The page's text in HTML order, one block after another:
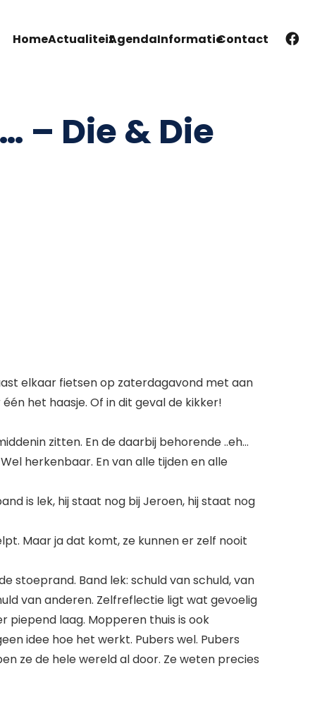
HomeActualiteitAgendaInformatieContact
– Die & Die
elkaar fietsen op zaterdagavond met aan
het haasje. Of in dit geval de kikker!
zitten. En de daarbij behorende ..eh…
herkenbaar. En van alle tijden en alle
is lek, hij staat nog bij Jeroen, hij staat nog
Maar ja dat komt, ze kunnen er zelf nooit
stoeprand. Band lek: schuld van schuld, van
van anderen. Zelfreflectie ligt wat gevoelig
piepend laag. Mopperen thuis is ook
idee hoe het werkt. Pubers wel. Pubers
ze de hele wereld al door. Ze weten precies